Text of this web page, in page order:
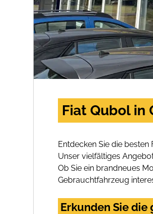
Fiat Qubol in
Entdecken Sie die
Unser vielfältiges
Ob Sie ein brandneues
Gebrauchtfahrzeug
Erkunden Sie